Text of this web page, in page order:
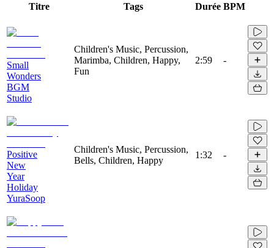
Titre Tags Durée BPM
Small
Wonders
BGM
Studio
Children's Music, Percussion,
Marimba, Children, Happy,
Fun
2:59 -
Positive
New
Year
Holiday
YuraSoop
Children's Music, Percussion,
Bells, Children, Happy
1:32 -